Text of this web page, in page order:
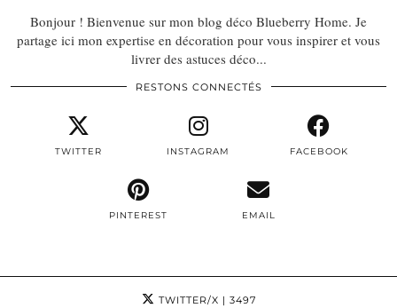
Bonjour ! Bienvenue sur mon blog déco Blueberry Home. Je
partage ici mon expertise en décoration pour vous inspirer et vous
livrer des astuces déco...
RESTONS CONNECTÉS
TWITTER INSTAGRAM FACEBOOK
PINTEREST EMAIL
TWITTER/X | 3497